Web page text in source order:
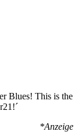
Blues! This is the
*Anzeige